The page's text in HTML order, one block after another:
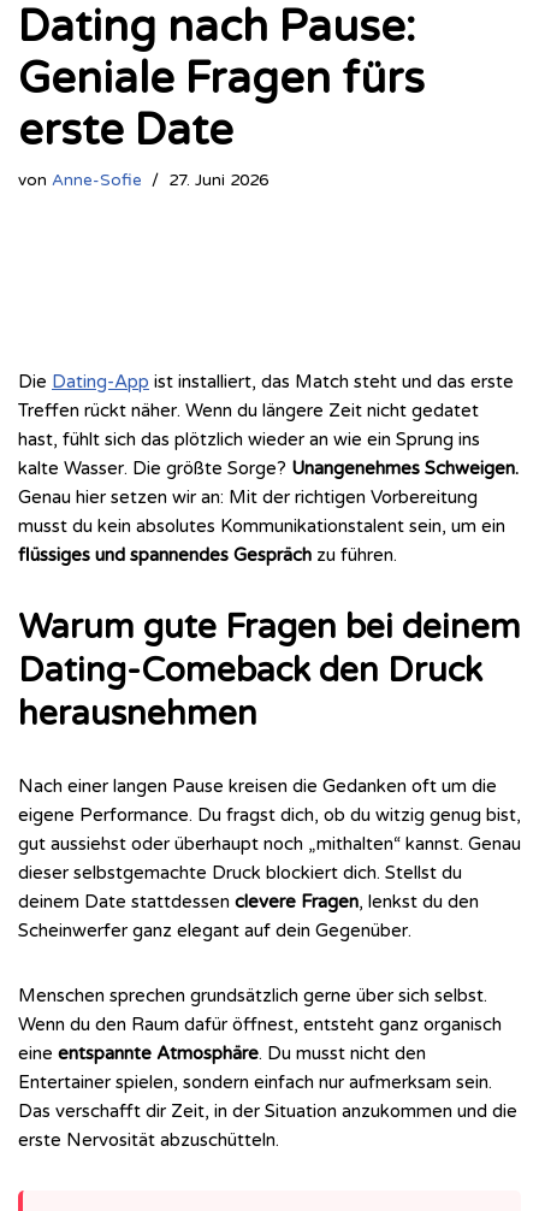
Dating nach Pause:
Geniale Fragen fürs
erste Date
von Anne-Sofie 27. Juni 2026
Die Dating-App ist installiert, das Match steht und das erste
Treffen rückt näher. Wenn du längere Zeit nicht gedatet
hast, fühlt sich das plötzlich wieder an wie ein Sprung ins
kalte Wasser. Die größte Sorge? Unangenehmes Schweigen.
Genau hier setzen wir an: Mit der richtigen Vorbereitung
musst du kein absolutes Kommunikationstalent sein, um ein
flüssiges und spannendes Gespräch zu führen.
Warum gute Fragen bei deinem
Dating-Comeback den Druck
herausnehmen
Nach einer langen Pause kreisen die Gedanken oft um die
eigene Performance. Du fragst dich, ob du witzig genug bist,
gut aussiehst oder überhaupt noch „mithalten“ kannst. Genau
dieser selbstgemachte Druck blockiert dich. Stellst du
deinem Date stattdessen clevere Fragen, lenkst du den
Scheinwerfer ganz elegant auf dein Gegenüber.
Menschen sprechen grundsätzlich gerne über sich selbst.
Wenn du den Raum dafür öffnest, entsteht ganz organisch
eine entspannte Atmosphäre. Du musst nicht den
Entertainer spielen, sondern einfach nur aufmerksam sein.
Das verschafft dir Zeit, in der Situation anzukommen und die
erste Nervosität abzuschütteln.